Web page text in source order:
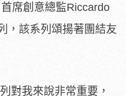
席創意總監Riccardo
，該系列頌揚著團結友
對我來說非常重要，